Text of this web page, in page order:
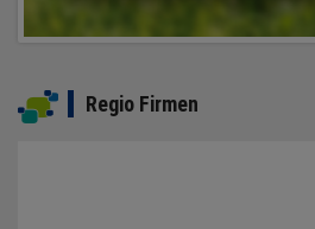
Regio Firmen